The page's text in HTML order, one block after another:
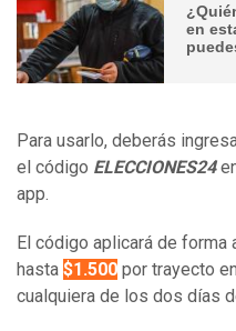
en
Para usarlo, deberás
el código ELECCIONES24
app.
El código aplicará de forma
hasta $1.500 por trayecto
cualquiera de los dos días